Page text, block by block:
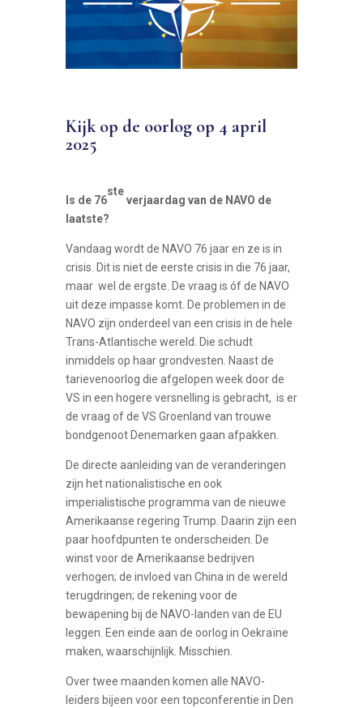
Kijk op de oorlog op 4 april
2025
Is de 76
ste
verjaardag van de NAVO de
laatste?
Vandaag wordt de NAVO 76 jaar en ze is in
crisis. Dit is niet de eerste crisis in die 76 jaar,
maar wel de ergste. De vraag is óf de NAVO
uit deze impasse komt. De problemen in de
NAVO zijn onderdeel van een crisis in de hele
Trans-Atlantische wereld. Die schudt
inmiddels op haar grondvesten. Naast de
tarievenoorlog die afgelopen week door de
VS in een hogere versnelling is gebracht, is er
de vraag of de VS Groenland van trouwe
bondgenoot Denemarken gaan afpakken.
De directe aanleiding van de veranderingen
zijn het nationalistische en ook
imperialistische programma van de nieuwe
Amerikaanse regering Trump. Daarin zijn een
paar hoofdpunten te onderscheiden. De
winst voor de Amerikaanse bedrijven
verhogen; de invloed van China in de wereld
terugdringen; de rekening voor de
bewapening bij de NAVO-landen van de EU
leggen. Een einde aan de oorlog in Oekraïne
maken, waarschijnlijk. Misschien.
Over twee maanden komen alle NAVO-
leiders bijeen voor een topconferentie in Den